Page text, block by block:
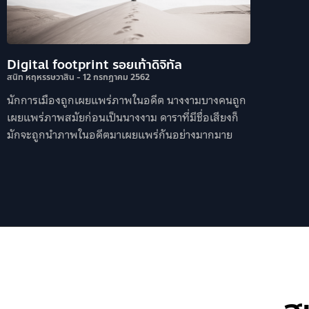
Digital footprint รอยเท้าดิจิทัล
สนิท หฤหรรษวาสิน 12 กรกฎาคม 2562
นักการเมืองถูกเผยแพร่ภาพในอดีต นางงามบางคนถูก
เผยแพร่ภาพสมัยก่อนเป็นนางงาม ดาราที่มีชื่อเสียงก็
มักจะถูกนำภาพในอดีตมาเผยแพร่กันอย่างมากมาย